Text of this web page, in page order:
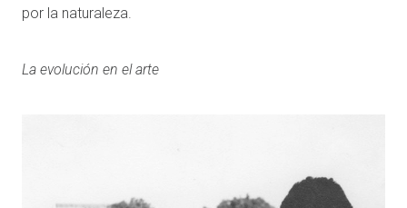
por la naturaleza.
La evolución en el arte